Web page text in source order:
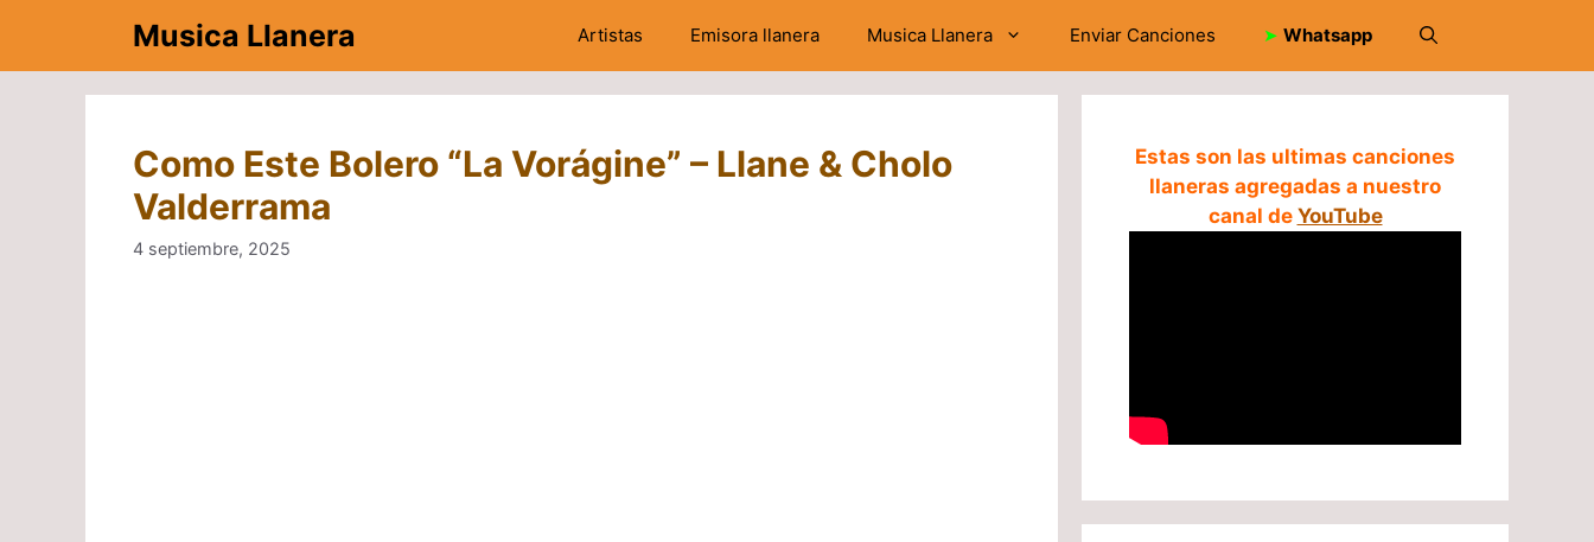
contenido
Musica Llanera Artistas Emisora llanera Musica Llanera Enviar Canciones ➤ Whatsapp
Como Este Bolero “La Vorágine” – Llane & Cholo
Valderrama
4 septiembre, 2025
Estas son las ultimas canciones
llaneras agregadas a nuestro
canal de YouTube